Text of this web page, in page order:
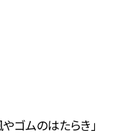
ゴムのはたらき」